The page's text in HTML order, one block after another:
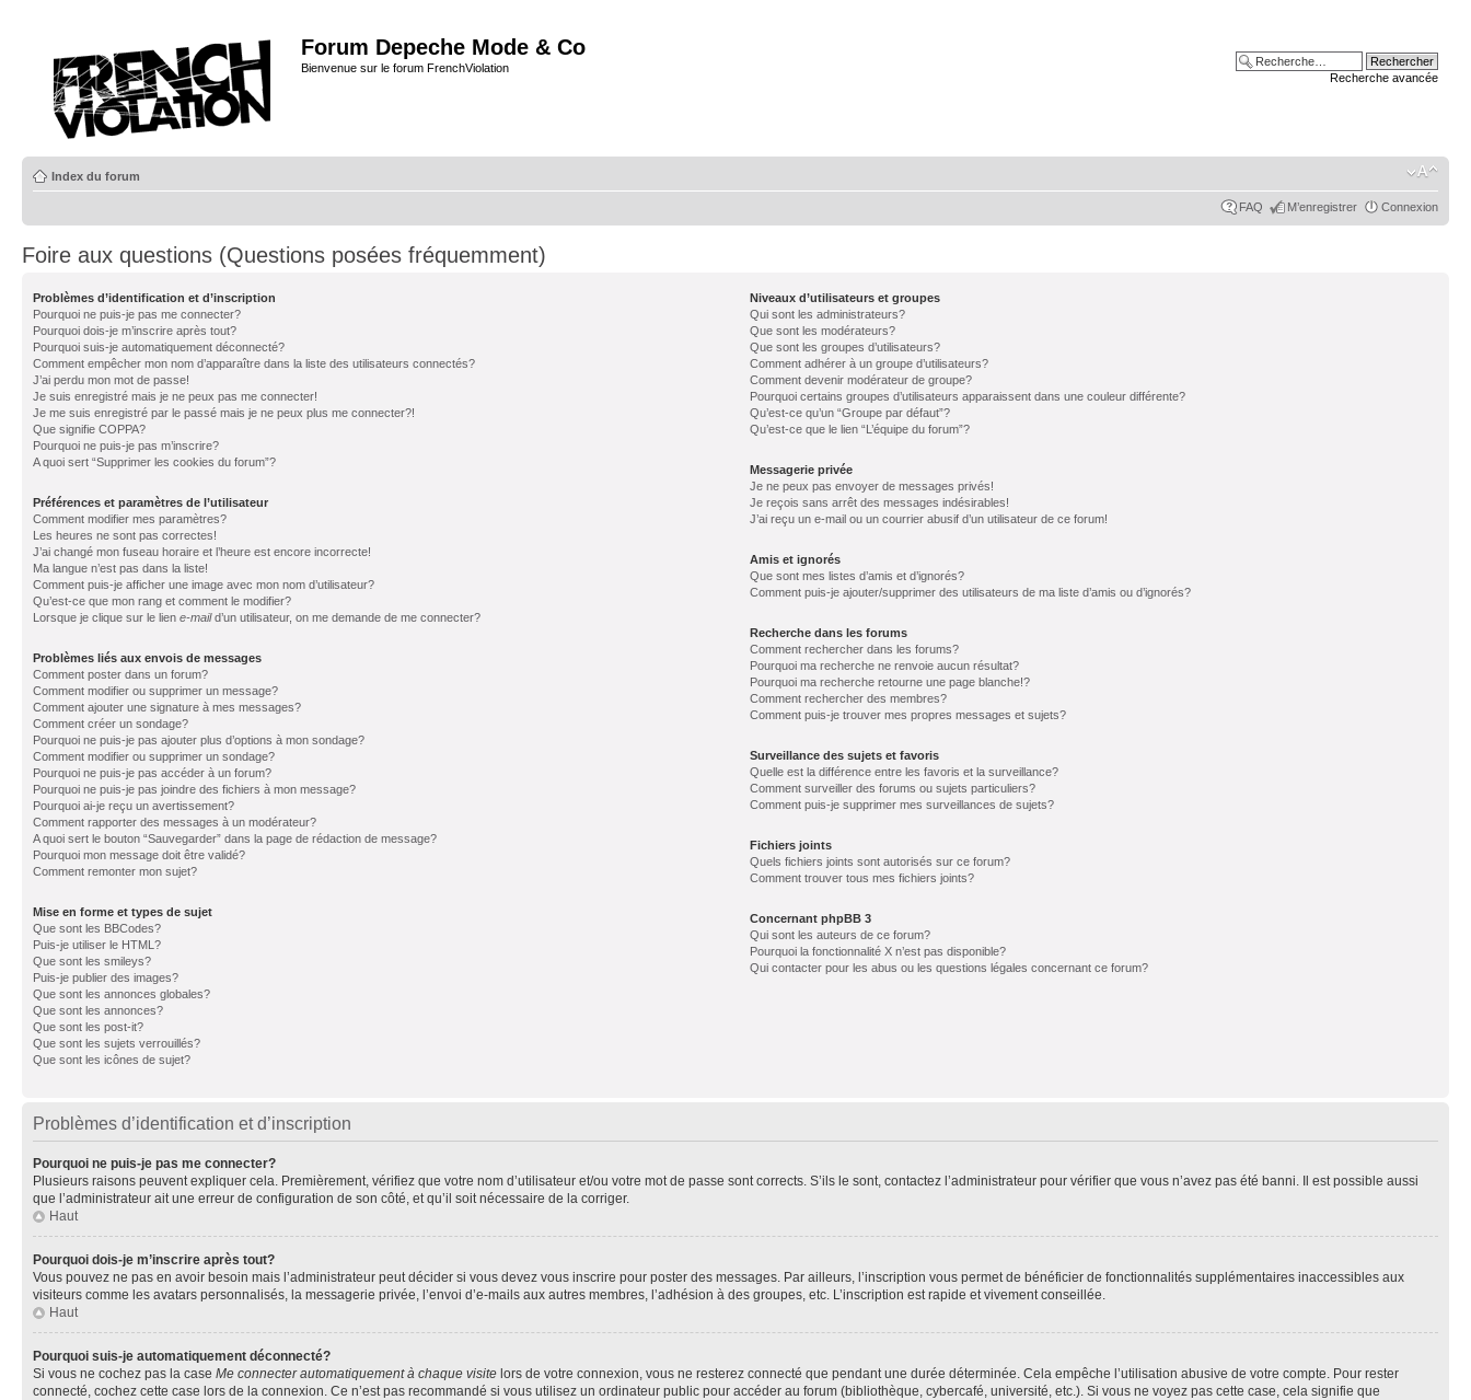
Forum Depeche Mode & Co
Bienvenue sur le forum FrenchViolation
Recherche avancée
Index du forum
FAQ M’enregistrer Connexion
Foire aux questions (Questions posées fréquemment)
Problèmes d’identification et d’inscription
Pourquoi ne puis-je pas me connecter?
Pourquoi dois-je m’inscrire après tout?
Pourquoi suis-je automatiquement déconnecté?
Comment empêcher mon nom d’apparaître dans la liste des utilisateurs connectés?
J’ai perdu mon mot de passe!
Je suis enregistré mais je ne peux pas me connecter!
Je me suis enregistré par le passé mais je ne peux plus me connecter?!
Que signifie COPPA?
Pourquoi ne puis-je pas m’inscrire?
A quoi sert “Supprimer les cookies du forum”?
Préférences et paramètres de l’utilisateur
Comment modifier mes paramètres?
Les heures ne sont pas correctes!
J’ai changé mon fuseau horaire et l’heure est encore incorrecte!
Ma langue n’est pas dans la liste!
Comment puis-je afficher une image avec mon nom d’utilisateur?
Qu’est-ce que mon rang et comment le modifier?
Lorsque je clique sur le lien e-maild’un utilisateur, on me demande de me connecter?
Problèmes liés aux envois de messages
Comment poster dans un forum?
Comment modifier ou supprimer un message?
Comment ajouter une signature à mes messages?
Comment créer un sondage?
Pourquoi ne puis-je pas ajouter plus d’options à mon sondage?
Comment modifier ou supprimer un sondage?
Pourquoi ne puis-je pas accéder à un forum?
Pourquoi ne puis-je pas joindre des fichiers à mon message?
Pourquoi ai-je reçu un avertissement?
Comment rapporter des messages à un modérateur?
A quoi sert le bouton “Sauvegarder” dans la page de rédaction de message?
Pourquoi mon message doit être validé?
Comment remonter mon sujet?
Mise en forme et types de sujet
Que sont les BBCodes?
Puis-je utiliser le HTML?
Que sont les smileys?
Puis-je publier des images?
Que sont les annonces globales?
Que sont les annonces?
Que sont les post-it?
Que sont les sujets verrouillés?
Que sont les icônes de sujet?
Niveaux d’utilisateurs et groupes
Qui sont les administrateurs?
Que sont les modérateurs?
Que sont les groupes d’utilisateurs?
Comment adhérer à un groupe d’utilisateurs?
Comment devenir modérateur de groupe?
Pourquoi certains groupes d’utilisateurs apparaissent dans une couleur différente?
Qu’est-ce qu’un “Groupe par défaut”?
Qu’est-ce que le lien “L’équipe du forum”?
Messagerie privée
Je ne peux pas envoyer de messages privés!
Je reçois sans arrêt des messages indésirables!
J’ai reçu un e-mail ou un courrier abusif d’un utilisateur de ce forum!
Amis et ignorés
Que sont mes listes d’amis et d’ignorés?
Comment puis-je ajouter/supprimer des utilisateurs de ma liste d’amis ou d’ignorés?
Recherche dans les forums
Comment rechercher dans les forums?
Pourquoi ma recherche ne renvoie aucun résultat?
Pourquoi ma recherche retourne une page blanche!?
Comment rechercher des membres?
Comment puis-je trouver mes propres messages et sujets?
Surveillance des sujets et favoris
Quelle est la différence entre les favoris et la surveillance?
Comment surveiller des forums ou sujets particuliers?
Comment puis-je supprimer mes surveillances de sujets?
Fichiers joints
Quels fichiers joints sont autorisés sur ce forum?
Comment trouver tous mes fichiers joints?
Concernant phpBB 3
Qui sont les auteurs de ce forum?
Pourquoi la fonctionnalité X n’est pas disponible?
Qui contacter pour les abus ou les questions légales concernant ce forum?
Problèmes d’identification et d’inscription
Pourquoi ne puis-je pas me connecter?
Plusieurs raisons peuvent expliquer cela. Premièrement, vérifiez que votre nom d’utilisateur et/ou votre mot de passe sont corrects. S’ils le sont, contactez l’administrateur pour vérifier que vous n’avez pas été banni. Il est possible aussi
que l’administrateur ait une erreur de configuration de son côté, et qu’il soit nécessaire de la corriger.
Haut
Pourquoi dois-je m’inscrire après tout?
Vous pouvez ne pas en avoir besoin mais l’administrateur peut décider si vous devez vous inscrire pour poster des messages. Par ailleurs, l’inscription vous permet de bénéficier de fonctionnalités supplémentaires inaccessibles aux
visiteurs comme les avatars personnalisés, la messagerie privée, l’envoi d’e-mails aux autres membres, l’adhésion à des groupes, etc. L’inscription est rapide et vivement conseillée.
Haut
Pourquoi suis-je automatiquement déconnecté?
Si vous ne cochez pas la case Me connecter automatiquement à chaque visite lors de votre connexion, vous ne resterez connecté que pendant une durée déterminée. Cela empêche l’utilisation abusive de votre compte. Pour rester
connecté, cochez cette case lors de la connexion. Ce n’est pas recommandé si vous utilisez un ordinateur public pour accéder au forum (bibliothèque, cybercafé, université, etc.). Si vous ne voyez pas cette case, cela signifie que